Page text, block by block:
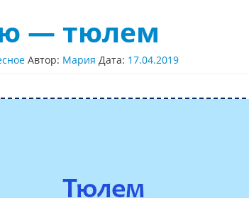
— тюлем
Автор: Мария Дата: 17.04.2019